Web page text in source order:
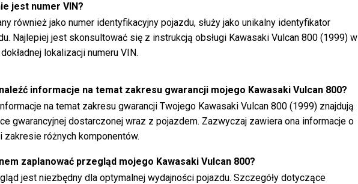
jest numer VIN?
również jako numer identyfikacyjny pojazdu, służy jako unikalny identyfikator
Najlepiej jest skonsultować się z instrukcją obsługi Kawasaki Vulcan 800 (1999) w
lokalizacji numeru VIN.
informacje na temat zakresu gwarancji mojego Kawasaki Vulcan 800?
na temat zakresu gwarancji Twojego Kawasaki Vulcan 800 (1999) znajdują
gwarancyjnej dostarczonej wraz z pojazdem. Zazwyczaj zawiera ona informacje o
zakresie różnych komponentów.
zaplanować przegląd mojego Kawasaki Vulcan 800?
jest niezbędny dla optymalnej wydajności pojazdu. Szczegóły dotyczące